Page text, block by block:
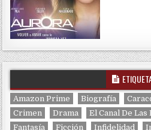
Amazon Prime Biografía
Crimen
Drama El Canal De
Fantasía
Ficción Infidelidad